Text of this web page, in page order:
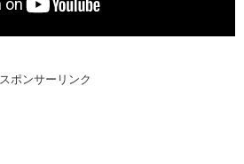
スポンサーリンク